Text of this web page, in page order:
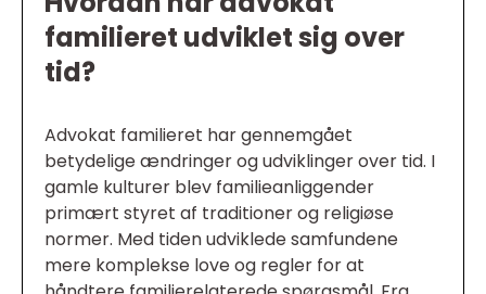
familieret udviklet sig over
tid?
Advokat familieret har gennemgået
betydelige ændringer og udviklinger over tid. I
gamle kulturer blev familieanliggender
primært styret af traditioner og religiøse
normer. Med tiden udviklede samfundene
mere komplekse love og regler for at